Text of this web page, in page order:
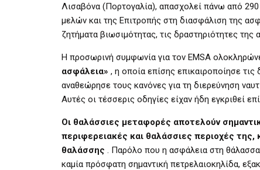
Λισαβόνα (Πορτογαλία), απασχολεί πάνω από
μελών και της Επιτροπής στη διασφάλιση της
ζητήματα βιωσιμότητας, τις δραστηριότητες
Η προσωρινή συμφωνία για τον EMSA
ασφάλεια» , η οποία επίσης επικαιροποίησε τις
αναθεώρησε τους κανόνες για τη διερεύνηση
Αυτές οι τέσσερις οδηγίες είχαν ήδη εγκριθεί
Οι θαλάσσιες μεταφορές αποτελούν
περιφερειακές και θαλάσσιες περιοχές
θαλάσσης . Παρόλο που η ασφάλεια στη θάλασσα
καμία πρόσφατη σημαντική πετρελαιοκηλίδα,